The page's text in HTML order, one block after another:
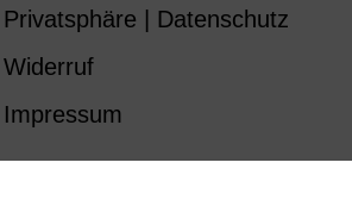
Privatsphäre | Datenschutz
Widerruf
Impressum